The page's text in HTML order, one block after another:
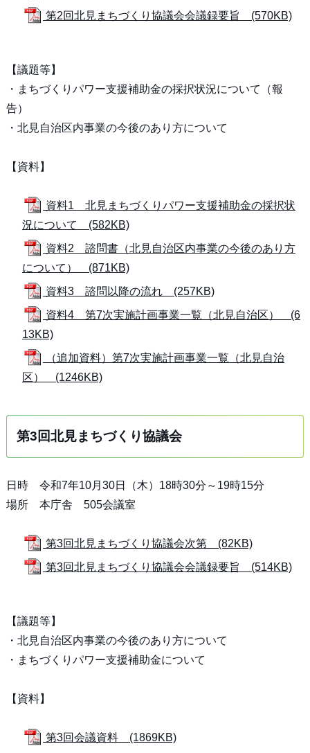
第2回北見まちづくり協議会会議録要旨 (570KB)
【議題等】
・まちづくりパワー支援補助金の採択状況について（報
告）
・北見自治区内事業の今後のあり方について
【資料】
資料1 北見まちづくりパワー支援補助金の採択状
況について (582KB)
資料2 諮問書（北見自治区内事業の今後のあり方
について） (871KB)
資料3 諮問以降の流れ (257KB)
資料4 第7次実施計画事業一覧（北見自治区） (6
13KB)
（追加資料）第7次実施計画事業一覧（北見自治
区） (1246KB)
第3回北見まちづくり協議会
日時 令和7年10月30日（木）18時30分～19時15分
場所 本庁舎 505会議室
第3回北見まちづくり協議会次第 (82KB)
第3回北見まちづくり協議会会議録要旨 (514KB)
【議題等】
・北見自治区内事業の今後のあり方について
・まちづくりパワー支援補助金について
【資料】
第3回会議資料 (1869KB)